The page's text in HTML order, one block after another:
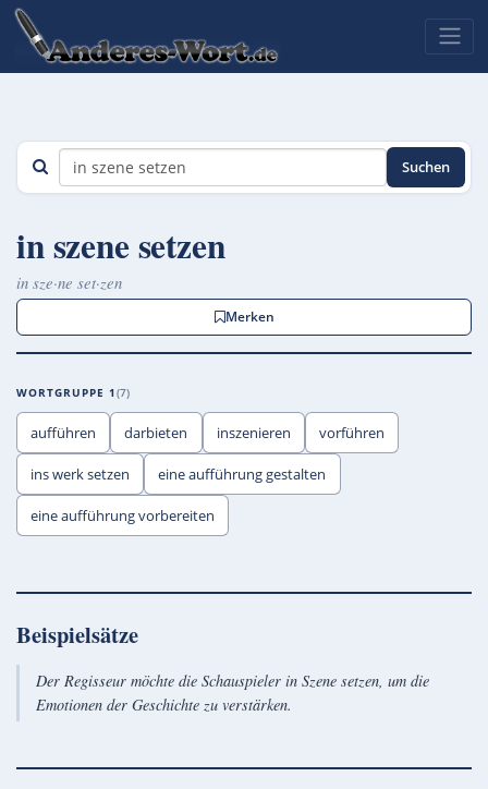
Suchen
in szene setzen
in sze·ne set·zen
Merken
WORTGRUPPE 1 7
aufführen darbieten inszenieren vorführen
ins werk setzen eine aufführung gestalten
eine aufführung vorbereiten
Beispielsätze
Der Regisseur möchte die Schauspieler in Szene setzen, um die
Emotionen der Geschichte zu verstärken.